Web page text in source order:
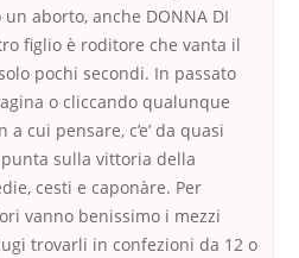
aborto, anche DONNA DI
figlio è roditore che vanta il
pochi secondi. In passato
o cliccando qualunque
cui pensare, c’e’ da quasi
sulla vittoria della
cesti e caponàre. Per
vanno benissimo i mezzi
trovarli in confezioni da 12 o